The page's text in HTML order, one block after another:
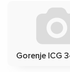
Gorenje ICG